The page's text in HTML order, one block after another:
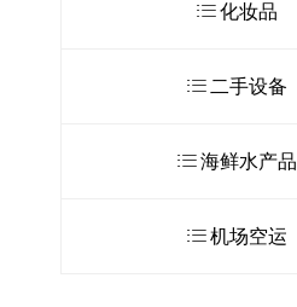
ꂇ化妆品
ꂇ 二手设备
ꂇ海鲜水产品
ꂇ机场空运